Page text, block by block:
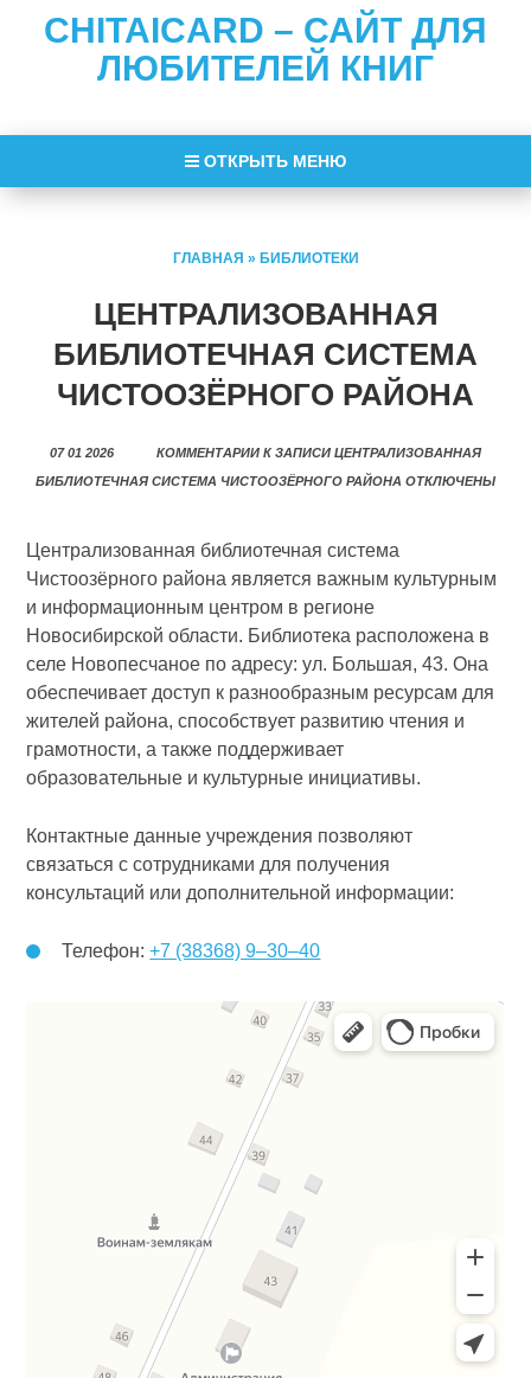
CHITAICARD – САЙТ ДЛЯ
ЛЮБИТЕЛЕЙ КНИГ
ОТКРЫТЬ МЕНЮ
ГЛАВНАЯ » БИБЛИОТЕКИ
ЦЕНТРАЛИЗОВАННАЯ
БИБЛИОТЕЧНАЯ СИСТЕМА
ЧИСТООЗЁРНОГО РАЙОНА
07 01 2026 КОММЕНТАРИИ К ЗАПИСИ ЦЕНТРАЛИЗОВАННАЯ
БИБЛИОТЕЧНАЯ СИСТЕМА ЧИСТООЗЁРНОГО РАЙОНА ОТКЛЮЧЕНЫ
Централизованная библиотечная система
Чистоозёрного района является важным культурным
и информационным центром в регионе
Новосибирской области. Библиотека расположена в
селе Новопесчаное по адресу: ул. Большая, 43. Она
обеспечивает доступ к разнообразным ресурсам для
жителей района, способствует развитию чтения и
грамотности, а также поддерживает
образовательные и культурные инициативы.
Контактные данные учреждения позволяют
связаться с сотрудниками для получения
консультаций или дополнительной информации:
Телефон:+7 (38368) 9‒30‒40